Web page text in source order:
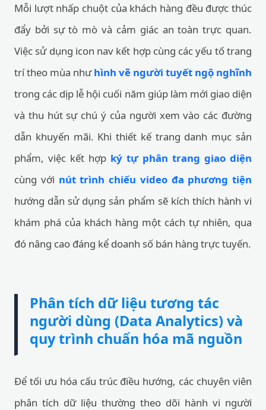
Mỗi lượt nhấp chuột của khách hàng đều được thúc
đẩy bởi sự tò mò và cảm giác an toàn trực quan.
Việc sử dụng icon nav kết hợp cùng các yếu tố trang
trí theo mùa nhưhình vẽ người tuyết ngộ nghĩnh
trong các dịp lễ hội cuối năm giúp làm mới giao diện
và thu hút sự chú ý của người xem vào các đường
dẫn khuyến mãi. Khi thiết kế trang danh mục sản
phẩm, việc kết hợp ký tự phân trang giao diện
cùng với nút trình chiếu video đa phương tiện
hướng dẫn sử dụng sản phẩm sẽ kích thích hành vi
khám phá của khách hàng một cách tự nhiên, qua
đó nâng cao đáng kể doanh số bán hàng trực tuyến.
Phân tích dữ liệu tương tác
người dùng (Data Analytics) và
quy trình chuẩn hóa mã nguồn
Để tối ưu hóa cấu trúc điều hướng, các chuyên viên
phân tích dữ liệu thường theo dõi hành vi người